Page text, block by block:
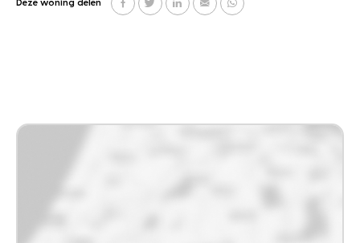
Deze woning delen